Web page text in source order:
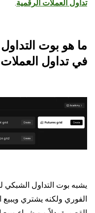
تداول العملات الرقمية.
ما هو بوت
في تداول العملات
يشبه بوت التداول الشبكي
الفوري ولكنه يشتري ويبيع